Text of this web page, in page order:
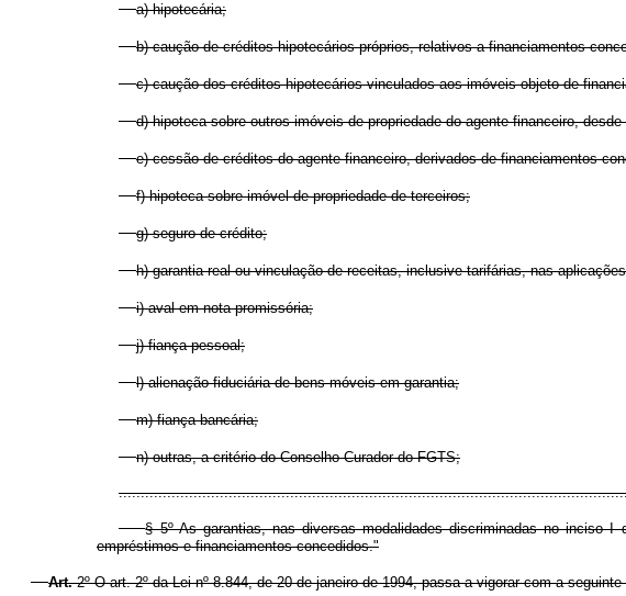
a) hipotecária;
b) caução de créditos hipotecários próprios, relativos a financiamentos
c) caução dos créditos hipotecários vinculados aos imóveis objeto de
d) hipoteca sobre outros imóveis de propriedade do agente financeiro,
e) cessão de créditos do agente financeiro, derivados de financiamentos
f) hipoteca sobre imóvel de propriedade de terceiros;
g) seguro de crédito;
h) garantia real ou vinculação de receitas, inclusive tarifárias, nas
i) aval em nota promissória;
j) fiança pessoal;
l) alienação fiduciária de bens móveis em garantia;
m) fiança bancária;
n) outras, a critério do Conselho Curador do FGTS;
§ 5º As garantias, nas diversas modalidades discriminadas no inciso
empréstimos e financiamentos concedidos."
Art.2º O art. 2º da Lei nº 8.844, de 20 de janeiro de 1994, passa a vigorar com a seguinte